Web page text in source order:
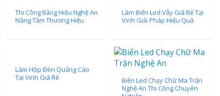
Thi Công Bảng Hiệu Nghệ An
Nâng Tầm Thương Hiệu
Làm Biển Led Vẫy Giá Rẻ Tại
Vinh Giải Pháp Hiệu Quả
Làm Hộp Đèn Quảng Cáo
Tại Vinh Giá Rẻ
Biển Led Chạy Chữ Ma Trận
Nghệ An Thi Công Chuyên